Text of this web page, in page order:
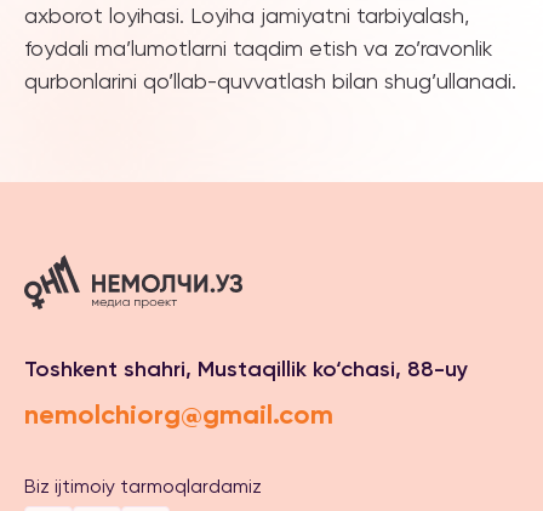
axborot loyihasi. Loyiha jamiyatni tarbiyalash,
foydali ma’lumotlarni taqdim etish va zo’ravonlik
qurbonlarini qo’llab-quvvatlash bilan shug’ullanadi.
Toshkent shahri, Mustaqillik ko‘chasi, 88-uy
nemolchiorg@gmail.com
Biz ijtimoiy tarmoqlardamiz